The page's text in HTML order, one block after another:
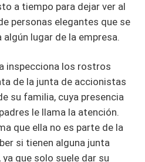
a tiempo para dejar ver al
personas elegantes que se
lugar de la empresa.
inspecciona los rostros
de la junta de accionistas
su familia, cuya presencia
le llama la atención.
que ella no es parte de la
si tienen alguna junta
que solo suele dar su